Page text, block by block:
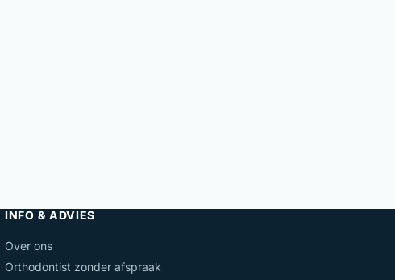
INFO & ADVIES
Over ons
Orthodontist zonder afspraak